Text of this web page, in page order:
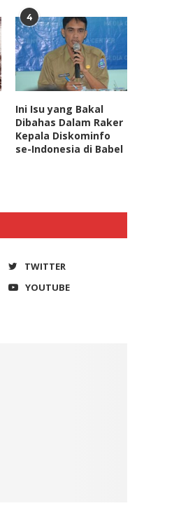
4
Ini Isu yang Bakal
Dibahas Dalam Raker
Kepala Diskominfo
se-Indonesia di Babel
TWITTER
YOUTUBE